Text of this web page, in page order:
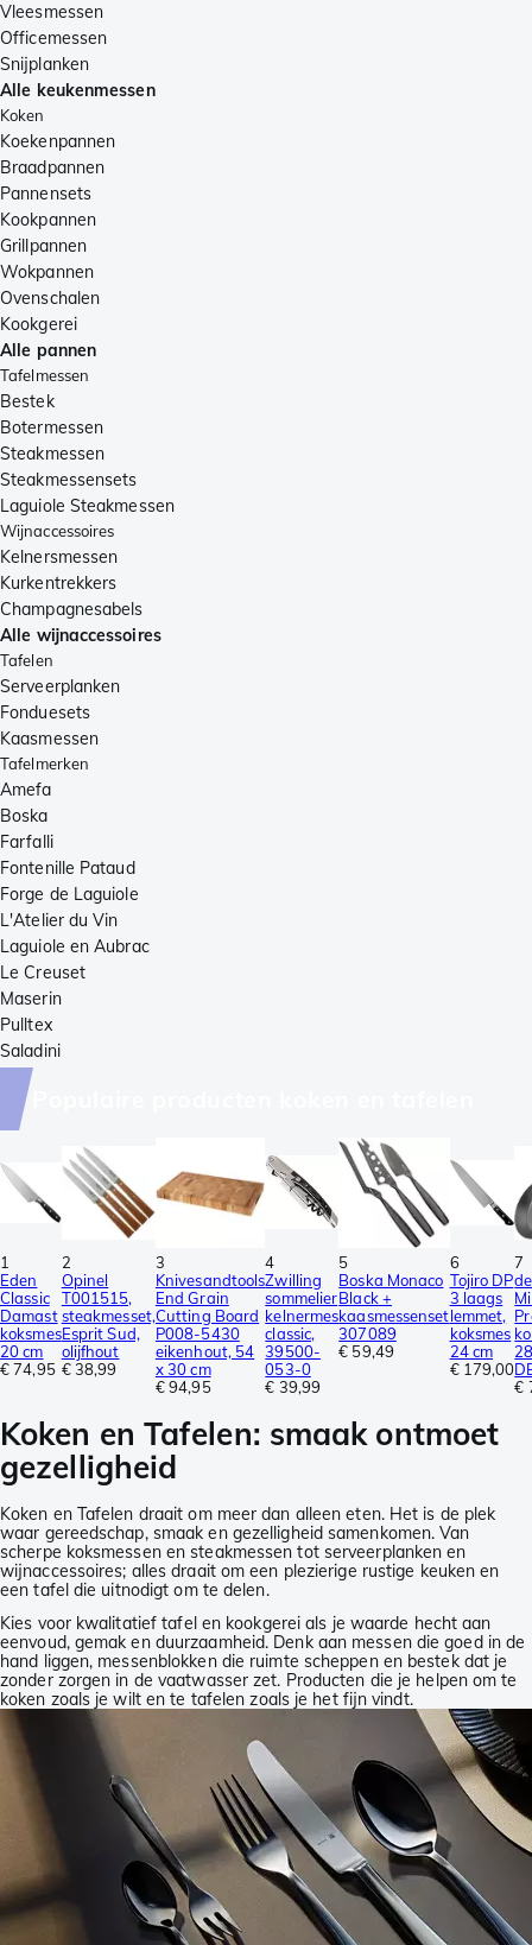
Vleesmessen
Officemessen
Snijplanken
Alle keukenmessen
Koken
Koekenpannen
Braadpannen
Pannensets
Kookpannen
Grillpannen
Wokpannen
Ovenschalen
Kookgerei
Alle pannen
Tafelmessen
Bestek
Botermessen
Steakmessen
Steakmessensets
Laguiole Steakmessen
Wijnaccessoires
Kelnersmessen
Kurkentrekkers
Champagnesabels
Alle wijnaccessoires
Tafelen
Serveerplanken
Fonduesets
Kaasmessen
Tafelmerken
Amefa
Boska
Farfalli
Fontenille Pataud
Forge de Laguiole
L'Atelier du Vin
Laguiole en Aubrac
Le Creuset
Maserin
Pulltex
Saladini
1
Eden
Classic
Damast
koksmes
20 cm
€ 74,95
2
Opinel
T001515,
steakmesset,
Esprit Sud,
olijfhout
€ 38,99
3
Knivesandtools
End Grain
Cutting Board
P008-5430
eikenhout, 54
x 30 cm
€ 94,95
4
Zwilling
sommelier
kelnermes
classic,
39500-
053-0
€ 39,99
5
Boska Monaco
Black +
kaasmessenset
307089
€ 59,49
6
Tojiro DP
3 laags
lemmet,
koksmes
24 cm
€ 179,00
7
€
Koken en Tafelen: smaak ontmoet
gezelligheid
Koken en Tafelen draait om meer dan alleen eten. Het is de plek
waar gereedschap, smaak en gezelligheid samenkomen. Van
scherpe koksmessen en steakmessen tot serveerplanken en
wijnaccessoires; alles draait om een plezierige rustige keuken en
een tafel die uitnodigt om te delen.
Kies voor kwalitatief tafel en kookgerei als je waarde hecht aan
eenvoud, gemak en duurzaamheid. Denk aan messen die goed in de
hand liggen, messenblokken die ruimte scheppen en bestek dat je
zonder zorgen in de vaatwasser zet. Producten die je helpen om te
koken zoals je wilt en te tafelen zoals je het fijn vindt.